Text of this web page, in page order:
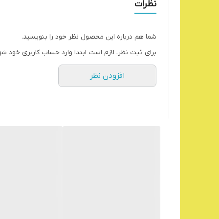
نظرات
شما هم درباره این محصول نظر خود را بنویسید.
برای ثبت نظر، لازم است ابتدا وارد حساب کاربری خود
افزودن نظر